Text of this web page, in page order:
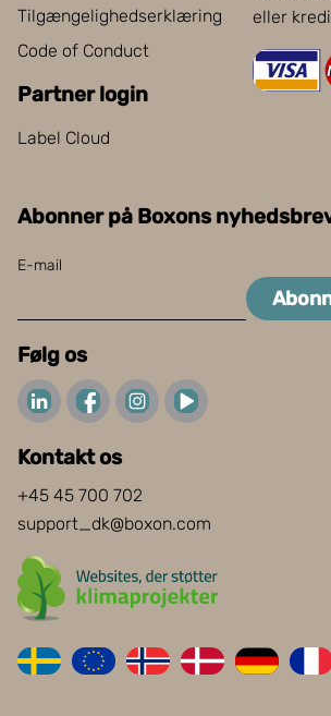
Tilgængelighedserklæring
Code of Conduct
Partner login
Label Cloud
eller
Abonner på Boxons
E-mail
Følg os
Kontakt os
+45 45 700 702
support_dk@boxon.com